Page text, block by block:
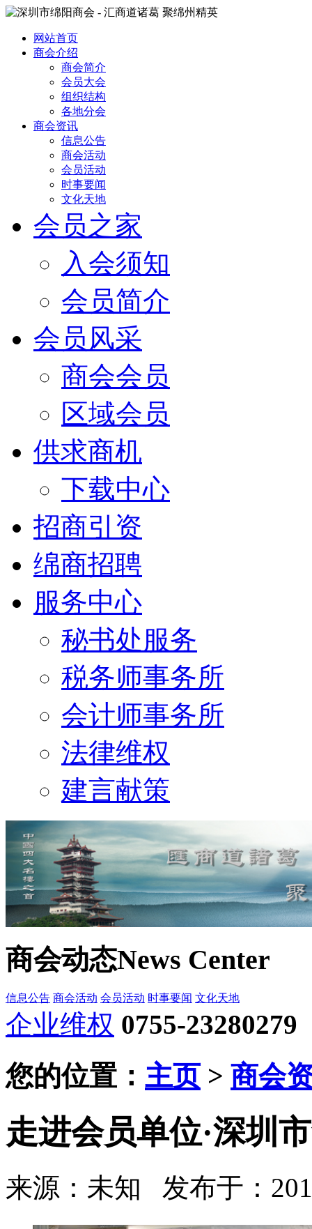
网站首页
商会介绍
商会简介
会员大会
组织结构
各地分会
商会资讯
信息公告
商会活动
会员活动
时事要闻
文化天地
会员之家
入会须知
会员简介
会员风采
商会会员
区域会员
供求商机
下载中心
招商引资
绵商招聘
服务中心
秘书处服务
税务师事务所
会计师事务所
法律维权
建言献策
商会动态News Center
信息公告 商会活动 会员活动 时事要闻 文化天地
企业维权 0755-23280279
您的位置： 主页> 商会
走进会员单位·深圳
来源：未知 发布于：